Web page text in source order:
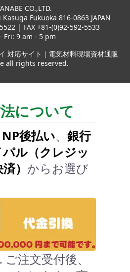
CO.,LTD.
Fukuoka 816-0863 JAPAN
| FAX +81-(0)92-592-5533
Fri: 9 am - 5 pm
対応サイト｜電気材料現場資材通販
all rights reserved.
について
NP後払い、 銀行
ル（クレジッ
） からお選び
注文受付後、